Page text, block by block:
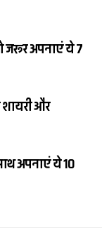
जरूर अपनाएं ये 7
और
अपनाएं ये 10